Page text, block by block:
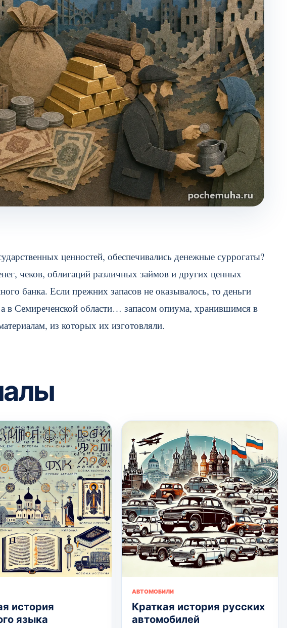
ценностей, обеспечивались денежные суррогаты?
чеков, облигаций различных займов и других ценных
банка. Если прежних запасов не оказывалось, то деньги
в Семиреченской области… запасом опиума, хранившимся в
из которых их изготовляли.
история
языка
АВТОМОБИЛИ
Краткая история русских
автомобилей